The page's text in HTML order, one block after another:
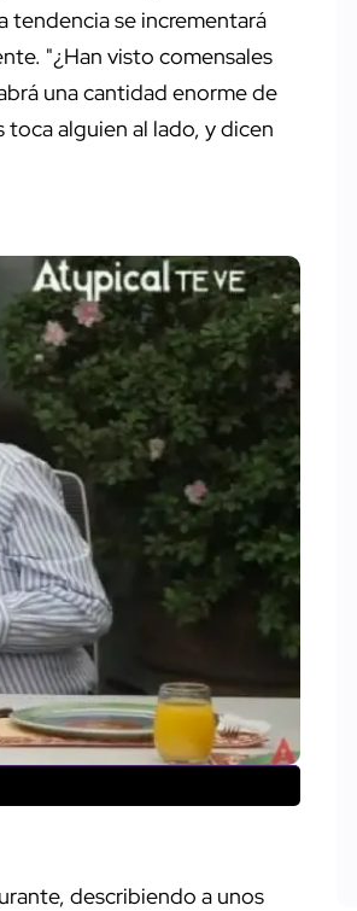
tendencia se incrementará
"¿Han visto comensales
una cantidad enorme de
toca alguien al lado, y dicen
describiendo a unos